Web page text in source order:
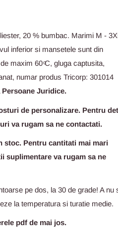
20 % bumbac. Marimi M -
inferior si mansetele sunt din
maxim 60 ͦC, gluga captusita,
numar produs Tricorp: 301014
Juridice.
de personalizare. Pentru
va rugam sa ne contactati.
stoc. Pentru cantitati mai mari
suplimentare va rugam sa ne
pe dos, la 30 de grade! A nu
la temperatura si turatie medie.
pdf de mai jos.